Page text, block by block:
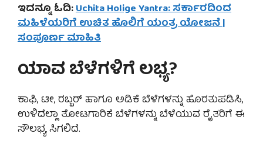
ಇದನ್ನೂ ಓದಿ:Uchita Holige Yantra: ಸರ್ಕಾರದಿಂದ
ಮಹಿಳೆಯರಿಗೆ ಉಚಿತ ಹೊಲಿಗೆ ಯಂತ್ರ ಯೋಜನೆ |
ಸಂಪೂರ್ಣ ಮಾಹಿತಿ
ಯಾವ ಬೆಳೆಗಳಿಗೆ ಲಭ್ಯ?
ಕಾಫಿ, ಟೀ, ರಬ್ಬರ್ ಹಾಗೂ ಅಡಿಕೆ ಬೆಳೆಗಳನ್ನು ಹೊರತುಪಡಿಸಿ,
ಉಳಿದೆಲ್ಲಾ ತೋಟಗಾರಿಕೆ ಬೆಳೆಗಳನ್ನು ಬೆಳೆಯುವ ರೈತರಿಗೆ ಈ
ಸೌಲಭ್ಯ ಸಿಗಲಿದೆ.